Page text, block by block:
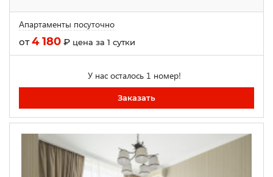
Апартаменты посуточно
от4 180 ₽ цена за 1 сутки
У нас осталось 1 номер!
Заказать